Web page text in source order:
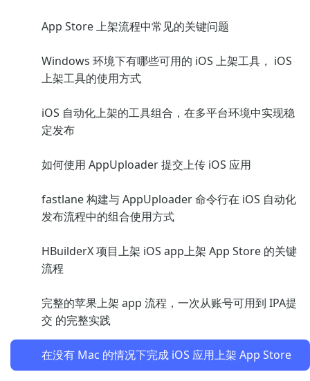
App Store 上架流程中常见的关键问题
Windows 环境下有哪些可用的 iOS 上架工具， iOS
上架工具的使用方式
iOS 自动化上架的工具组合，在多平台环境中实现稳
定发布
如何使用 AppUploader 提交上传 iOS 应用
fastlane 构建与 AppUploader 命令行在 iOS 自动化
发布流程中的组合使用方式
HBuilderX 项目上架 iOS app上架 App Store 的关键
流程
完整的苹果上架 app 流程，一次从账号可用到 IPA提
交 的完整实践
在没有 Mac 的情况下完成 iOS 应用上架 App Store